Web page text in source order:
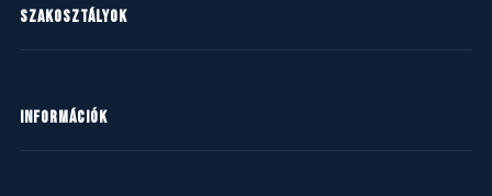
SZAKOSZTÁLYOK
Kosárlabda
INFORMÁCIÓK